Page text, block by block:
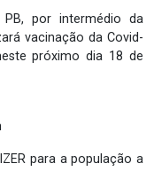
por intermédio da
vacinação da Covid-
próximo dia 18 de
para a população a